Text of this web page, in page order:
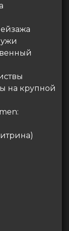
на крупной